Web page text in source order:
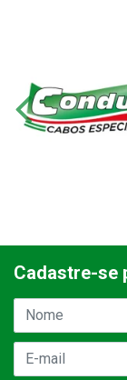
Cadastre-se